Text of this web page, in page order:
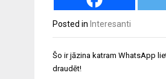
Posted in Interesanti
Ziņu
izvēlne
Šo ir jāzina katram WhatsApp
draudēt!